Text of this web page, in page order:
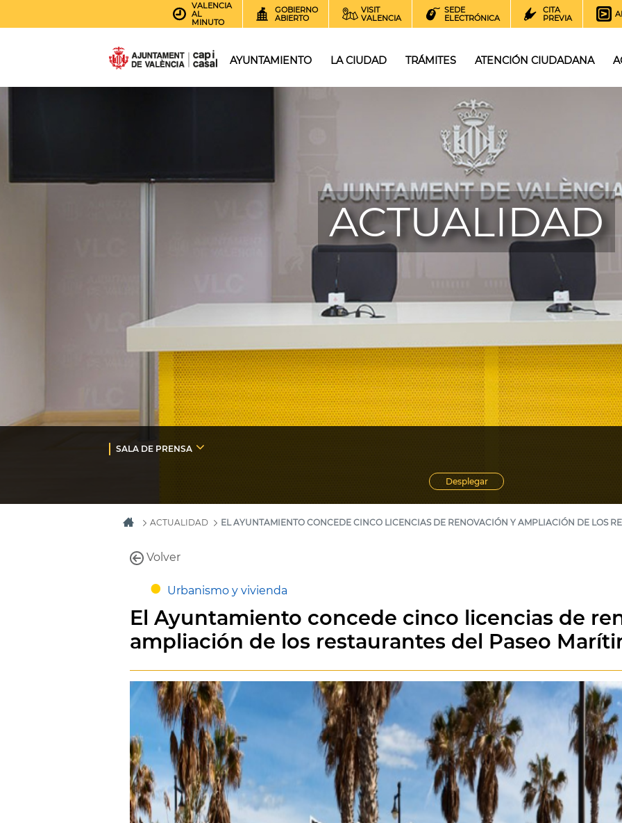
VALENCIA
AL
MINUTO
GOBIERNO
ABIERTO
VISIT
VALENCIA
SEDE
ELECTRÓNICA
CITA
PREVIA
AYUNTAMIENTO LA CIUDAD TRÁMITES ATENCIÓN CIUDADANA
ACTUALIDAD
SALA DE PRENSA
Desplegar
ACTUALIDAD EL AYUNTAMIENTO CONCEDE CINCO LICENCIAS DE RENOVACIÓN Y AMPLIACIÓN DE LOS
Volver
Urbanismo y vivienda
El Ayuntamiento concede cinco licencias de
ampliación de los restaurantes del Paseo